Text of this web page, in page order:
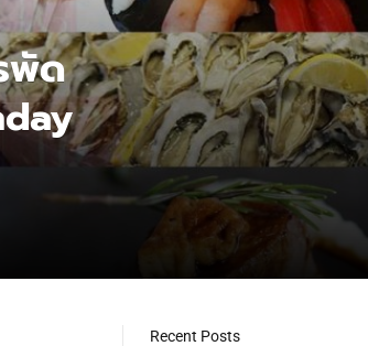
พัด
Recent Posts